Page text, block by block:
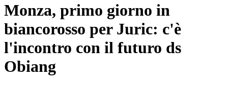
Monza, primo giorno in
biancorosso per Juric: c'è
l'incontro con il futuro ds
Obiang